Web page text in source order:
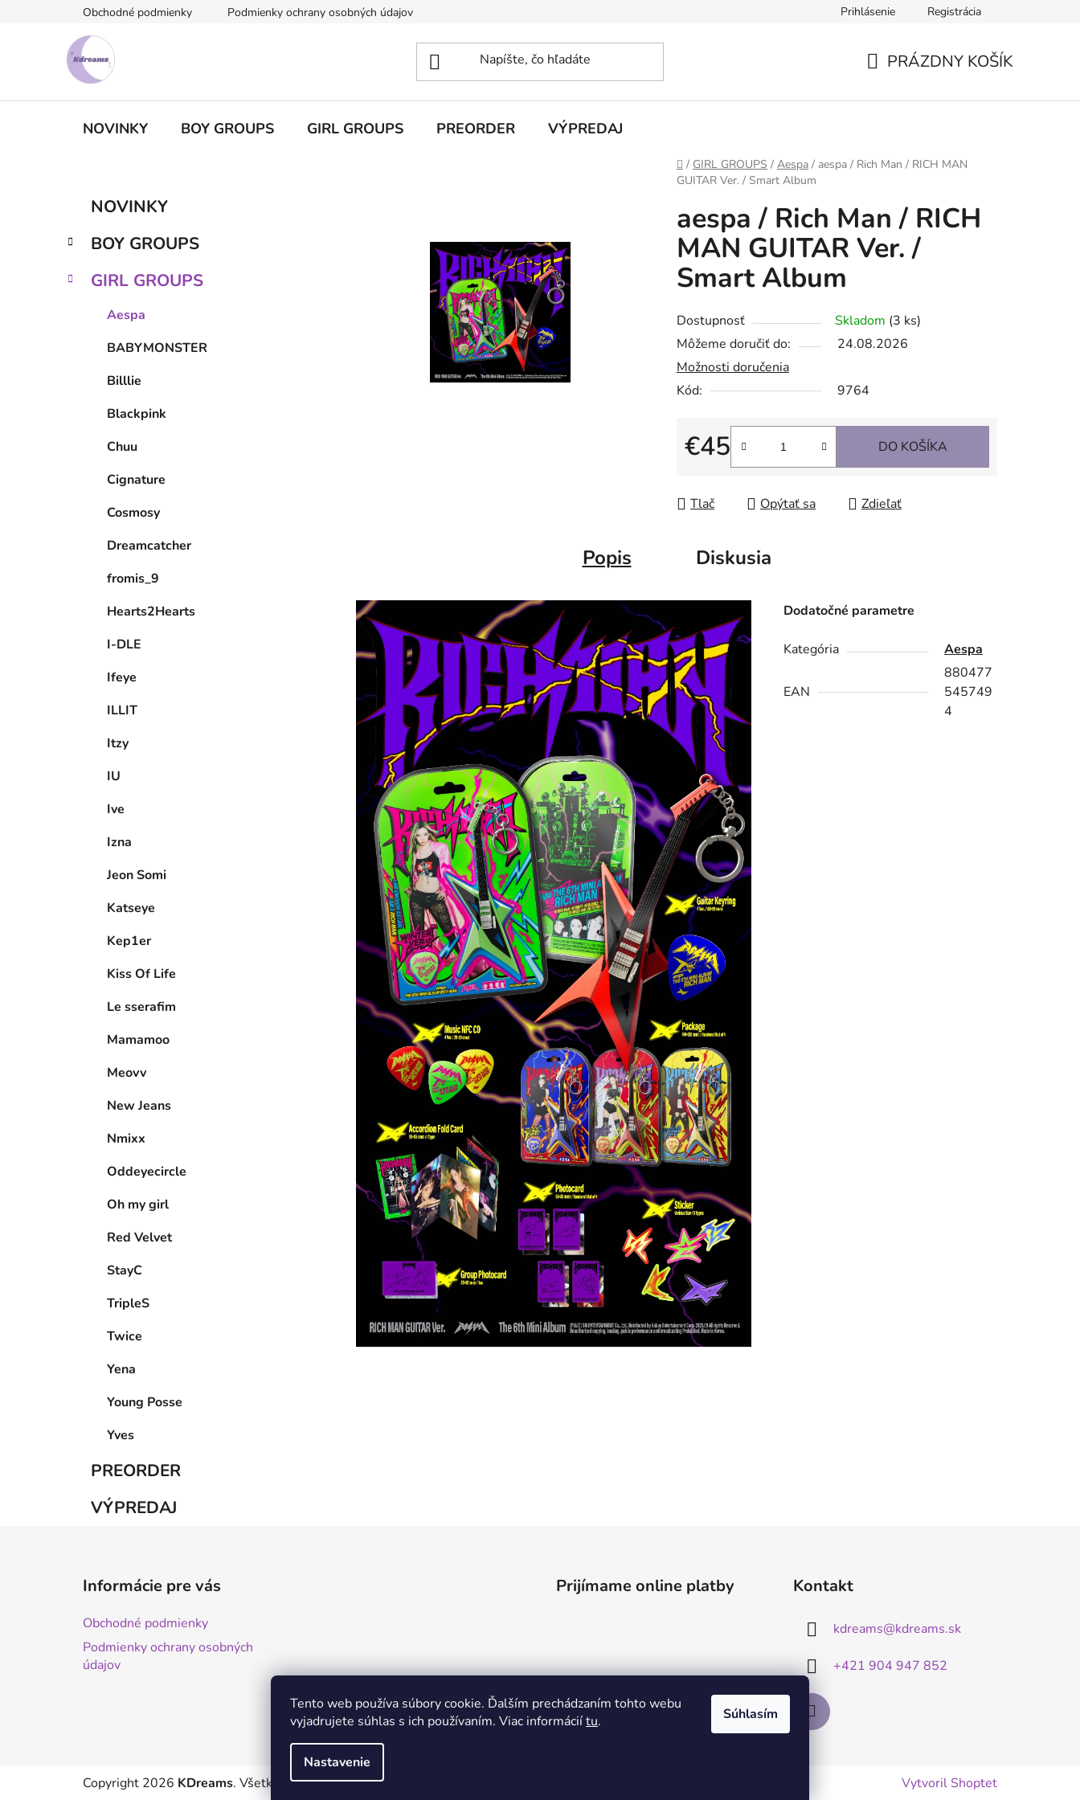
Tento web používa súbory cookie. Ďalším prechádzaním tohto webu
vyjadrujete súhlas s ich používaním. Viac informáciítu.
Nastavenie
Súhlasím
Obchodné podmienky Podmienky ochrany osobných údajov Prihlásenie Registrácia
PRÁZDNY KOŠÍK
NOVINKY BOY GROUPS GIRL GROUPS PREORDER VÝPREDAJ
Domov
/ GIRL GROUPS / Aespa / aespa / Rich Man / RICH MAN
GUITAR Ver. / Smart Album
č
ý
Preskočiť
kategórie
e
ó
NOVINKY
BOY GROUPS
GIRL GROUPS
Aespa
BABYMONSTER
Billlie
Blackpink
Chuu
Cignature
Cosmosy
Dreamcatcher
fromis_9
Hearts2Hearts
I-DLE
Ifeye
ILLIT
Itzy
IU
Ive
Izna
Jeon Somi
Katseye
Kep1er
Kiss Of Life
Le sserafim
Mamamoo
Meovv
New Jeans
Nmixx
Oddeyecircle
Oh my girl
Red Velvet
StayC
TripleS
Twice
Yena
Young Posse
Yves
PREORDER
VÝPREDAJ
aespa / Rich Man / RICH
MAN GUITAR Ver. /
Smart Album
Dostupnosť Skladom (3 ks)
Môžeme doručiť do:
24.08.2026
Možnosti doručenia
Kód:
9764
€45
Jednotková cena:
DO KOŠÍKA
Tlač Opýtať sa Zdieľať
Popis Diskusia
Dodatočné parametre
Kategória Aespa
EAN
880477
545749
4
Informácie pre vás
Obchodné podmienky
Podmienky ochrany osobných
údajov
Prijímame online platby Kontakt
kdreams@kdreams.sk
+421 904 947 852
Vytvoril Shoptet
Copyright 2026 KDreams. Všetky práva vyhradené.